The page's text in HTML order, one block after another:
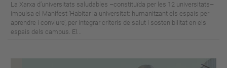
La Xarxa d’universitats saludables –constituïda per les 12 universitats–
impulsa el Manifest ‘Habitar la universitat: humanitzant els espais per
aprendre i conviure’, per integrar criteris de salut i sostenibilitat en els
espais dels campus. El...